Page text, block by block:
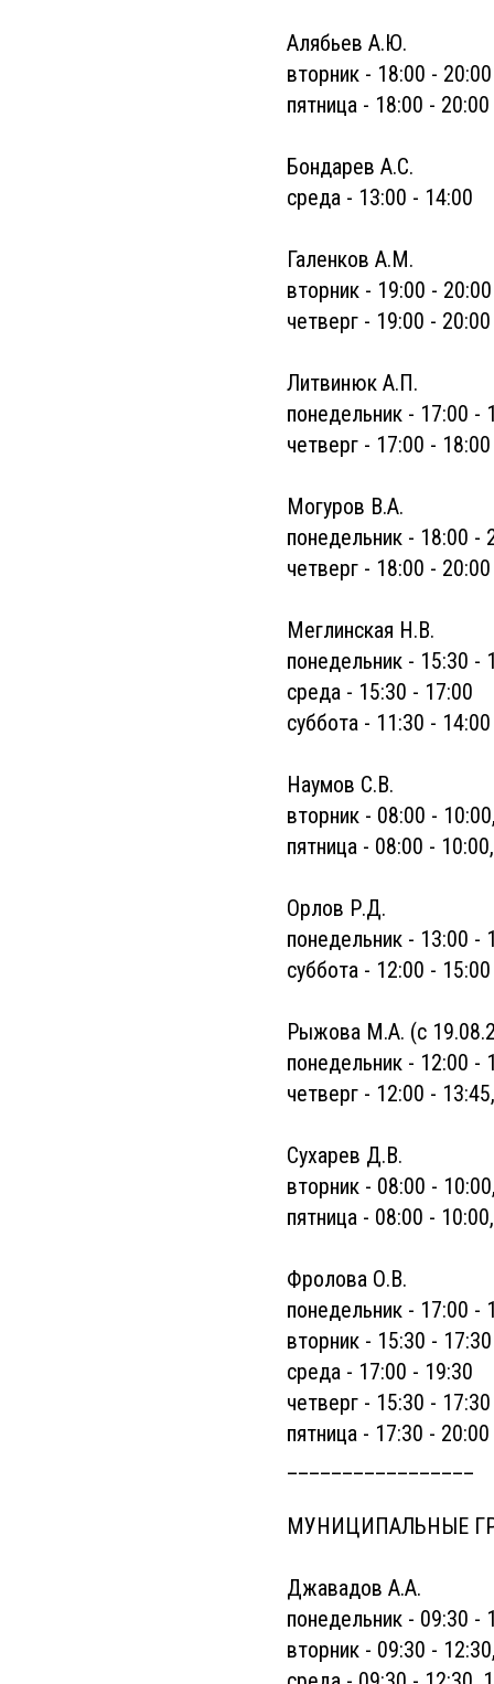
Алябьев А.Ю.
вторник - 18:00 - 20:00
пятница - 18:00 - 20:00
Бондарев А.С.
среда - 13:00 - 14:00
Галенков А.М.
вторник - 19:00 - 20:00
четверг - 19:00 - 20:00
Литвинюк А.П.
понедельник - 17:00 -
четверг - 17:00 - 18:00
Могуров В.А.
понедельник - 18:00 -
четверг - 18:00 - 20:00
Меглинская Н.В.
понедельник - 15:30 -
среда - 15:30 - 17:00
суббота - 11:30 - 14:00
Наумов С.В.
вторник - 08:00 -
пятница - 08:00 -
Орлов Р.Д.
понедельник - 13:00 -
суббота - 12:00 - 15:00
Рыжова М.А. (с
понедельник - 12:00 -
четверг - 12:00 -
Сухарев Д.В.
вторник - 08:00 -
пятница - 08:00 -
Фролова О.В.
понедельник - 17:00 -
вторник - 15:30 - 17:30
среда - 17:00 - 19:30
четверг - 15:30 - 17:30
пятница - 17:30 - 20:00
МУНИЦИПАЛЬНЫЕ
Джавадов А.А.
понедельник - 09:30 -
вторник - 09:30 -